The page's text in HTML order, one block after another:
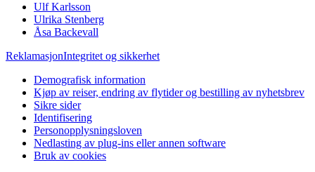
Ulf Karlsson
Ulrika Stenberg
Åsa Backevall
ReklamasjonIntegritet og sikkerhet
Demografisk information
Kjøp av reiser, endring av flytider og bestilling av nyhetsbrev
Sikre sider
Identifisering
Personopplysningsloven
Nedlasting av plug-ins eller annen software
Bruk av cookies